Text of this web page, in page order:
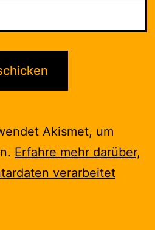
Akismet, um
Erfahre mehr darüber,
verarbeitet